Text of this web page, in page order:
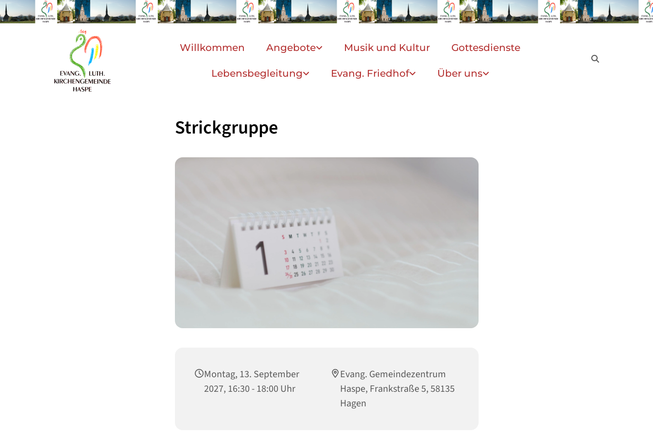
Willkommen Angebote Musik und Kultur Gottesdienste
Lebensbegleitung Evang. Friedhof Über uns
Strickgruppe
Montag, 13. September
2027, 16:30 - 18:00 Uhr
Evang. Gemeindezentrum
Haspe, Frankstraße 5, 58135
Hagen